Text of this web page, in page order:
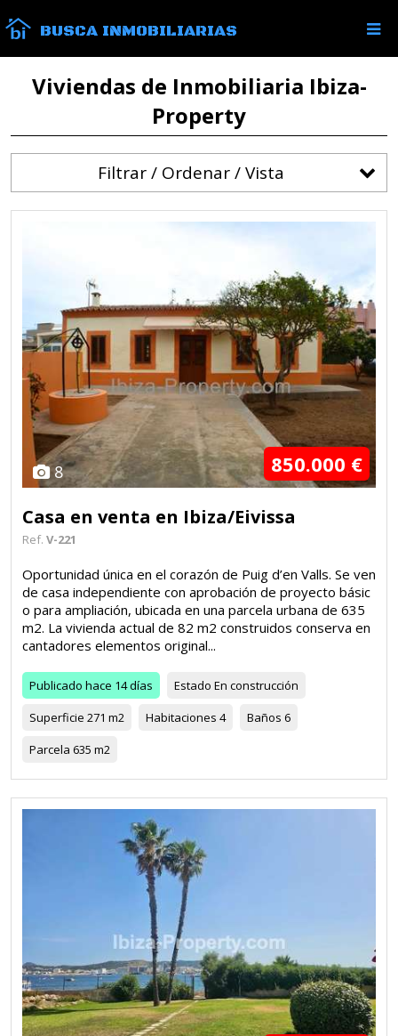
BUSCA INMOBILIARIAS
Viviendas de Inmobiliaria Ibiza-
Property
Filtrar / Ordenar / Vista
8 850.000 €
Casa en venta en Ibiza/Eivissa
Ref. V-221
Oportunidad única en el corazón de Puig d’en Valls. Se ven
de casa independiente con aprobación de proyecto básic
o para ampliación, ubicada en una parcela urbana de 635
m2. La vivienda actual de 82 m2 construidos conserva en
cantadores elementos original...
Publicado hace 14 días Estado En construcción
Superficie 271 m2 Habitaciones 4 Baños 6
Parcela 635 m2